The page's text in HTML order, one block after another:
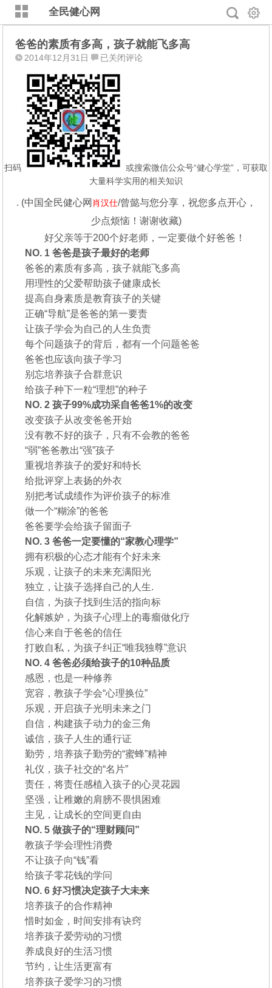
全民健心网
爸爸的素质有多高，孩子就能飞多高
2014年12月31日
爸
的
素
质
有
多
高，
孩
子
能
飞
高
已关闭评论
扫码
或搜索微信公众号“健心学堂”，可获取
大量科学实用的相关知识
. (中国全民健心网 肖汉仕/曾懿与您分享，祝您多点开心，
少点烦恼！谢谢收藏)
好父亲等于200个好老师，一定要做个好爸爸！
NO. 1 爸爸是孩子最好的老师
爸爸的素质有多高，孩子就能飞多高
用理性的父爱帮助孩子健康成长
提高自身素质是教育孩子的关键
正确“导航”是爸爸的第一要责
让孩子学会为自己的人生负责
每个问题孩子的背后，都有一个问题爸爸
爸爸也应该向孩子学习
别忘培养孩子合群意识
给孩子种下一粒“理想”的种子
NO. 2 孩子99%成功采自爸爸1%的改变
改变孩子从改变爸爸开始
没有教不好的孩子，只有不会教的爸爸
“弱”爸爸教出“强”孩子
重视培养孩子的爱好和特长
给批评穿上表扬的外衣
别把考试成绩作为评价孩子的标准
做一个“糊涂”的爸爸
爸爸要学会给孩子留面子
NO. 3 爸爸一定要懂的“家教心理学”
拥有积极的心态才能有个好未来
乐观，让孩子的未来充满阳光
独立，让孩子选择自己的人生.
自信，为孩子找到生活的指向标
化解嫉妒，为孩子心理上的毒瘤做化疗
信心来自于爸爸的信任
打败自私，为孩子纠正“唯我独尊”意识
NO. 4 爸爸必须给孩子的10种品质
感恩，也是一种修养
宽容，教孩子学会“心理换位”
乐观，开启孩子光明未来之门
自信，构建孩子动力的金三角
诚信，孩子人生的通行证
勤劳，培养孩子勤劳的“蜜蜂”精神
礼仪，孩子社交的“名片”
责任，将责任感植入孩子的心灵花园
坚强，让稚嫩的肩膀不畏惧困难
主见，让成长的空间更自由
NO. 5 做孩子的“理财顾问”
教孩子学会理性消费
不让孩子向“钱”看
给孩子零花钱的学问
NO. 6 好习惯决定孩子大未来
培养孩子的合作精神
惜时如金，时间安排有诀窍
培养孩子爱劳动的习惯
养成良好的生活习惯
节约，让生活更富有
培养孩子爱学习的习惯